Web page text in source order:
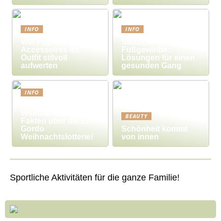
INFO
Accessoires Ihr
Outfit stilvoll
aufwerten
INFO
Fußgewölbe:
Lösungen für einen
gesunden Gang
INFO
Fakten über die El
Gordo
Weihnachtslotterie!
BEAUTY
Schönheit kommt
von innen
Sportliche Aktivitäten für die ganze Familie!